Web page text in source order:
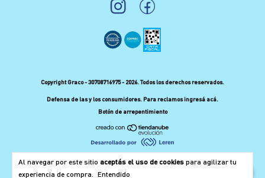
Al navegar por este sitio aceptás el uso de cookies para agilizar tu
experiencia de compra.
Entendido
Copyright Graco - 30708716975 - 2026. Todos los derechos reservados.
Defensa de las y los consumidores. Para reclamos ingresá acá.
Botón de arrepentimiento